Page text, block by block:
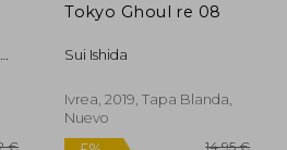
5%
Tokyo Ghoul re 08
Sui Ishida
Ivrea, 2019, Tapa Blanda,
Nuevo